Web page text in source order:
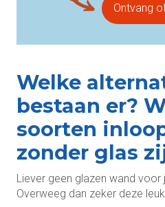
Ontvang
Welke
bestaan er?
soorten
zonder glas
Liever geen glazen wand voor
Overweeg dan zeker deze